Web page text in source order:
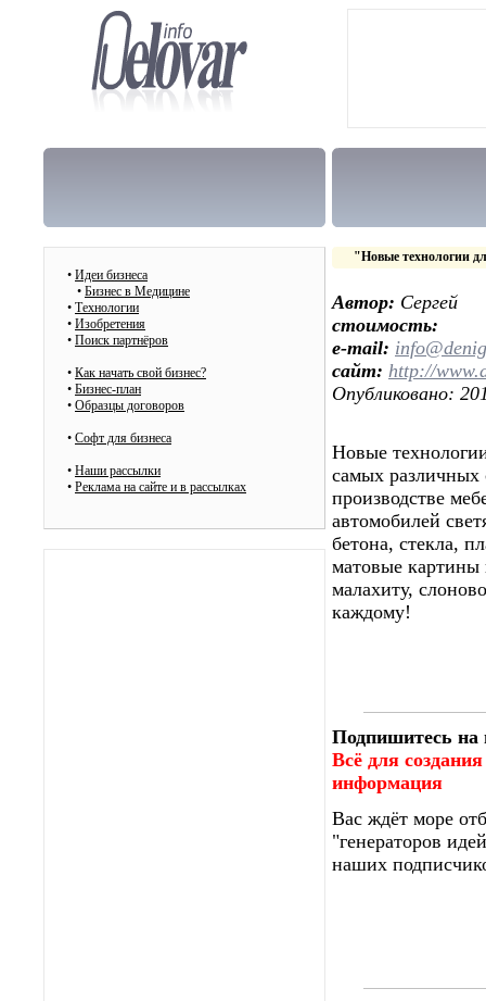
• Идеи бизнеса
• Бизнес в Медицине
• Технологии
• Изобретения
• Поиск партнёров
• Как начать свой бизнес?
• Бизнес-план
• Образцы договоров
• Cофт для бизнеса
• Наши рассылки
• Реклама на сайте и в рассылках
"Новые технологии
Автор: Сергей
стоимость:
e-mail:
сайт: http://
Опубликовано:
Новые
самых различных
производстве
автомобилей
бетона, стекла,
матовые картины
малахиту,
каждому!
Подпишитесь
Всё для
информация
Вас ждёт море
"генераторов
наших